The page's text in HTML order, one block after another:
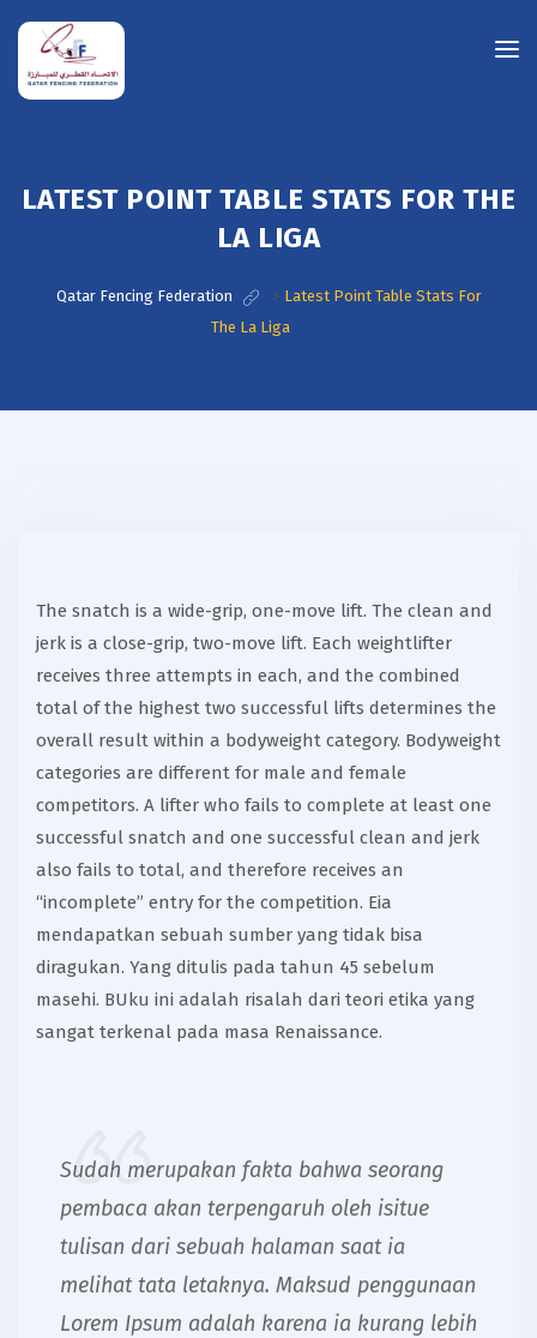
LATEST POINT TABLE STATS FOR THE
LA LIGA
Qatar Fencing Federation > Latest Point Table Stats For
The La Liga
The snatch is a wide-grip, one-move lift. The clean and
jerk is a close-grip, two-move lift. Each weightlifter
receives three attempts in each, and the combined
total of the highest two successful lifts determines the
overall result within a bodyweight category. Bodyweight
categories are different for male and female
competitors. A lifter who fails to complete at least one
successful snatch and one successful clean and jerk
also fails to total, and therefore receives an
“incomplete” entry for the competition. Eia
mendapatkan sebuah sumber yang tidak bisa
diragukan. Yang ditulis pada tahun 45 sebelum
masehi. BUku ini adalah risalah dari teori etika yang
sangat terkenal pada masa Renaissance.
Sudah merupakan fakta bahwa seorang
pembaca akan terpengaruh oleh isitue
tulisan dari sebuah halaman saat ia
melihat tata letaknya. Maksud penggunaan
Lorem Ipsum adalah karena ia kurang lebih